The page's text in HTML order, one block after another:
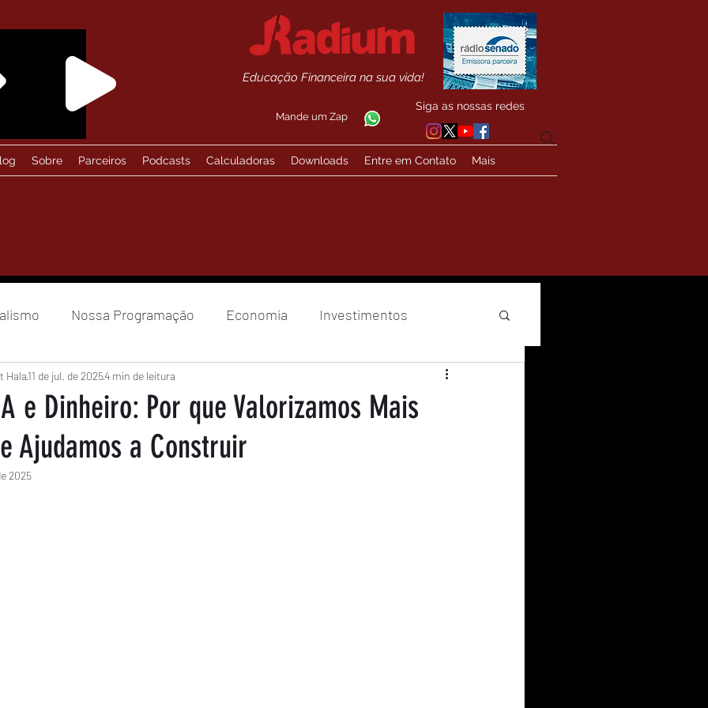
Educação Financeira na sua vida!
Mande um Zap
Siga as nossas redes
Sobre Parceiros Podcasts Calculadoras Downloads Entre em Contato Mais
Nossa Programação Economia Investimentos
Empreendedorismo
Finanças Infantis Radium na WIW
e Dinheiro: Por que Valorizamos Mais
Ajudamos a Construir
Hala11 de jul. de 20254 min de leitura
2025
NaN de 5 estrelas.